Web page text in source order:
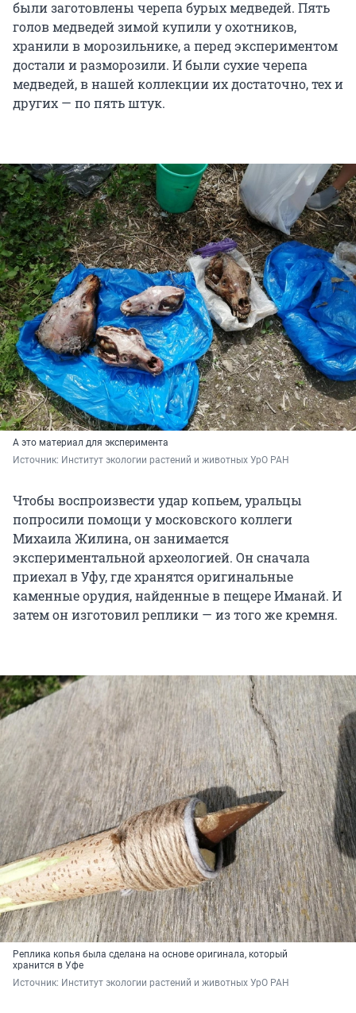
были заготовлены черепа бурых медведей. Пять
голов медведей зимой купили у охотников,
хранили в морозильнике, а перед экспериментом
достали и разморозили. И были сухие черепа
медведей, в нашей коллекции их достаточно, тех и
других — по пять штук.
А это материал для эксперимента
Источник: Институт экологии растений и животных УрО РАН
Чтобы воспроизвести удар копьем, уральцы
попросили помощи у московского коллеги
Михаила Жилина, он занимается
экспериментальной археологией. Он сначала
приехал в Уфу, где хранятся оригинальные
каменные орудия, найденные в пещере Иманай. И
затем он изготовил реплики — из того же кремня.
Реплика копья была сделана на основе оригинала, который
хранится в Уфе
Источник: Институт экологии растений и животных УрО РАН